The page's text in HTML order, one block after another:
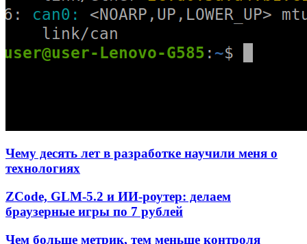
Чему десять лет в разработке научили меня о
технологиях
ZCode, GLM-5.2 и ИИ-роутер: делаем
браузерные игры по 7 рублей
Чем больше метрик, тем меньше контроля